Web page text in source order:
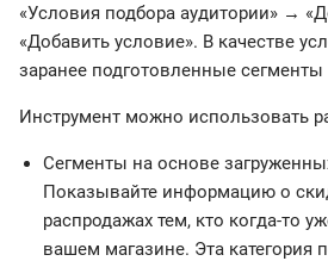
«Условия подбора аудитории» →
«Добавить условие». В качестве
заранее подготовленные
Инструмент можно использовать
Сегменты на основе
Показывайте информацию о
распродажах тем, кто когда-то
вашем магазине. Эта категория